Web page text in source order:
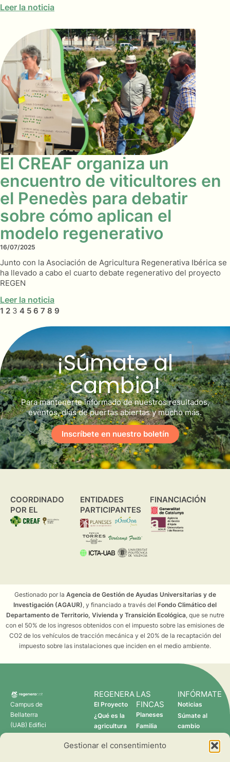
Gestionar el consentimiento
Leer la noticia
El CREAF organiza un
encuentro de viticultores en
el Penedès para debatir
sobre cómo aplican el
modelo regenerativo
16/07/2025
Junto con la Asociación de Agricultura Regenerativa Ibérica se
ha llevado a cabo el cuarto debate regenerativo del proyecto
REGEN
Leer la noticia
1 2 3 4 5 6 7 8 9
¡Súmate al
cambio!
Para mantenerte informado de nuestros resultados,
eventos, días de puertas abiertas y mucho más.
Inscríbete en nuestro boletín
COORDINADO
POR EL
ENTIDADES
PARTICIPANTES
FINANCIACIÓN
Gestionado por la Agencia de Gestión de Ayudas Universitarias y de
Investigación (AGAUR) , y financiado a través del Fondo Climático del
Departamento de Territorio, Vivienda y Transición Ecológica , que se nutre
con el 50% de los ingresos obtenidos con el impuesto sobre las emisiones de
CO2 de los vehículos de tracción mecánica y el 20% de la recaptación del
impuesto sobre las instalaciones que inciden en el medio ambiente.
Campus de
Bellaterra
(UAB) Edifici
C 08193
REGENERA
El Proyecto
¿Qué es la
agricultura
Quién somos
LAS
FINCAS
Planeses
Familia
Verdcamp
INFÓRMATE
Noticias
Súmate al
cambio